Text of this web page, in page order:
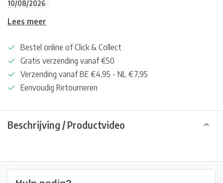
10/08/2026
Lees meer
Bestel online of Click & Collect
Gratis verzending vanaf €50
Verzending vanaf BE €4,95 - NL €7,95
Eenvoudig Retourneren
Beschrijving / Productvideo